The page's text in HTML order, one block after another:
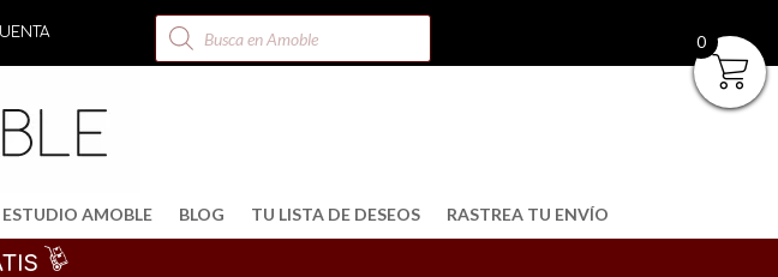
Búsqueda
de
productos
ESTUDIO AMOBLE BLOG TU LISTA DE DESEOS RASTREA TU ENVÍO
0